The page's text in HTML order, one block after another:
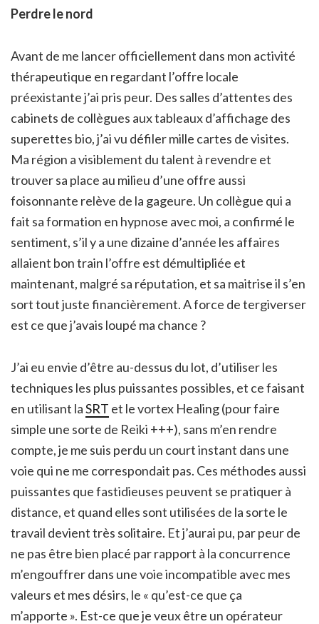
Perdre le nord
Avant de me lancer officiellement dans mon activité
thérapeutique en regardant l’offre locale
préexistante j’ai pris peur. Des salles d’attentes des
cabinets de collègues aux tableaux d’affichage des
superettes bio, j’ai vu défiler mille cartes de visites.
Ma région a visiblement du talent à revendre et
trouver sa place au milieu d’une offre aussi
foisonnante relève de la gageure. Un collègue qui a
fait sa formation en hypnose avec moi, a confirmé le
sentiment, s’il y a une dizaine d’année les affaires
allaient bon train l’offre est démultipliée et
maintenant, malgré sa réputation, et sa maitrise il s’en
sort tout juste financièrement. A force de tergiverser
est ce que j’avais loupé ma chance ?
J’ai eu envie d’être au-dessus du lot, d’utiliser les
techniques les plus puissantes possibles, et ce faisant
en utilisant laSRT et le vortex Healing (pour faire
simple une sorte de Reiki +++), sans m’en rendre
compte, je me suis perdu un court instant dans une
voie qui ne me correspondait pas. Ces méthodes aussi
puissantes que fastidieuses peuvent se pratiquer à
distance, et quand elles sont utilisées de la sorte le
travail devient très solitaire. Et j’aurai pu, par peur de
ne pas être bien placé par rapport à la concurrence
m’engouffrer dans une voie incompatible avec mes
valeurs et mes désirs, le « qu’est-ce que ça
m’apporte ». Est-ce que je veux être un opérateur